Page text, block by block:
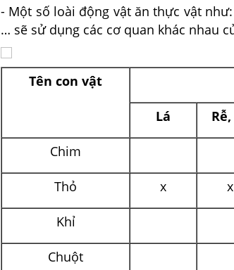
- Một số loài động vật ăn thực vật
… sẽ sử dụng các cơ quan khác nhau
Tên con vật
Lá
Chim
Thỏ x x
Khỉ
Chuột